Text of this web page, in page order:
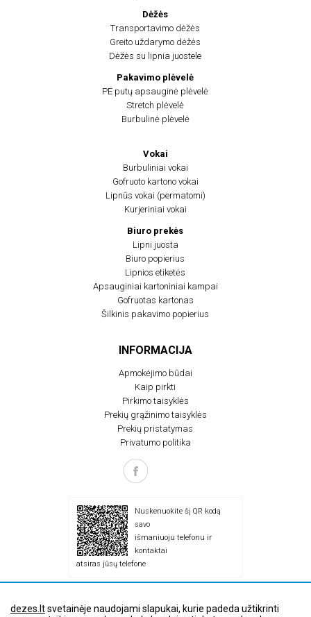
Dėžės
Transportavimo dėžės
Greito uždarymo dėžės
Dėžės su lipnia juostele
Pakavimo plėvelė
PE putų apsauginė plėvelė
Stretch plėvelė
Burbulinė plėvelė
Vokai
Burbuliniai vokai
Gofruoto kartono vokai
Lipnūs vokai (permatomi)
Kurjeriniai vokai
Biuro prekės
Lipni juosta
Biuro popierius
Lipnios etiketės
Apsauginiai kartoniniai kampai
Gofruotas kartonas
Šilkinis pakavimo popierius
INFORMACIJA
Apmokėjimo būdai
Kaip pirkti
Pirkimo taisyklės
Prekių grąžinimo taisyklės
Prekių pristatymas
Privatumo politika
Nuskenuokite šį QR kodą
savo
išmaniuoju telefonu ir
kontaktai
atsiras jūsų telefone
dezes.ltsvetainėje naudojami slapukai, kurie padeda užtikrinti